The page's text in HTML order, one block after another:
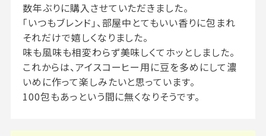
数年ぶりに購入させていただきました。
「いつもブレンド」、部屋中とてもいい香りに包まれ
それだけで嬉しくなりました。
味も風味も相変わらず美味しくてホッとしました。
これからは、アイスコーヒー用に豆を多めにして濃
いめに作って楽しみたいと思っています。
100包もあっという間に無くなりそうです。